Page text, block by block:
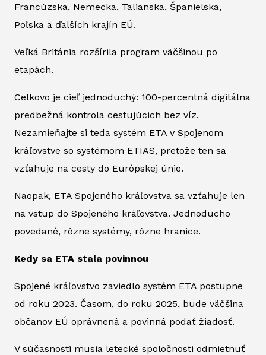
Francúzska, Nemecka, Talianska, Španielska,
Poľska a ďalších krajín EÚ.
Veľká Británia rozšírila program väčšinou po
etapách.
Celkovo je cieľ jednoduchý: 100-percentná digitálna
predbežná kontrola cestujúcich bez víz.
Nezamieňajte si teda systém ETA v Spojenom
kráľovstve so systémom ETIAS, pretože ten sa
vzťahuje na cesty do Európskej únie.
Naopak, ETA Spojeného kráľovstva sa vzťahuje len
na vstup do Spojeného kráľovstva. Jednoducho
povedané, rôzne systémy, rôzne hranice.
Kedy sa ETA stala povinnou
Spojené kráľovstvo zaviedlo systém ETA postupne
od roku 2023. Časom, do roku 2025, bude väčšina
občanov EÚ oprávnená a povinná podať žiadosť.
V súčasnosti musia letecké spoločnosti odmietnuť